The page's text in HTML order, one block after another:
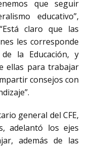
que seguir
educativo”,
claro que las
les corresponde
la Educación, y
ellas para trabajar
consejos con
general del CFE,
adelantó los ejes
además de las